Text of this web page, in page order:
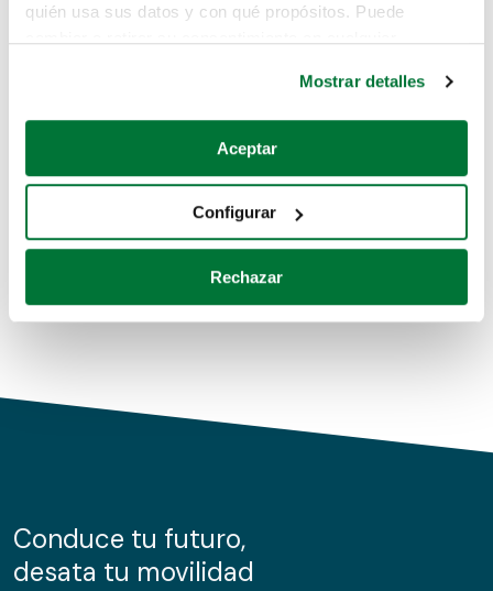
quién usa sus datos y con qué propósitos. Puede
Si lo permite, también quisiéramos:
Recopilar información sobre su ubicación geográfica
Identificar su dispositivo analizándolo activamente
para buscar características específicas (huellas
Obtenga más información sobre cómo se procesan sus
de cookies.
información sobre el uso que haga del sitio web con
nuestros partners de redes sociales, publicidad y análisis
Mostrar detalles
Aceptar
Configurar
Rechazar
buscando en alguno de estos enlaces:
Coches de segunda mano
Coches de km0
Conduce tu futuro,
desata tu movilidad